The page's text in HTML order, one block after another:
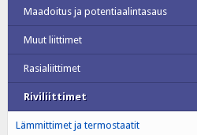
Maadoitus ja potentiaalintasaus
Muut liittimet
Rasialiittimet
Riviliittimet
Lämmittimet ja termostaatit